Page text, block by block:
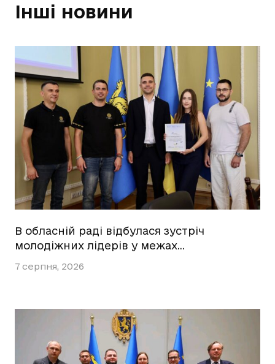
Інші новини
В обласній раді відбулася зустріч
молодіжних лідерів у межах…
7 серпня, 2026